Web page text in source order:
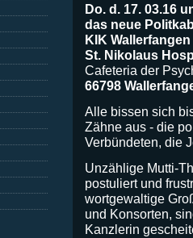
Do. d. 17. 03.16
das neue
KIK
St. Nikolaus
Cafeteria der
66798
Alle bissen sich
Zähne aus - die
Verbündeten, die
Unzählige Mutti-
postuliert und
wortgewaltige
und Konsorten,
Kanzlerin